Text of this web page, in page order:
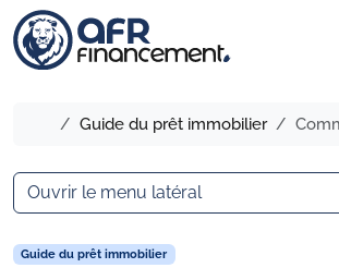
Accueil
Guide du prêt immobilier
Guide du prêt immobilier
Ouvrir le menu latéral